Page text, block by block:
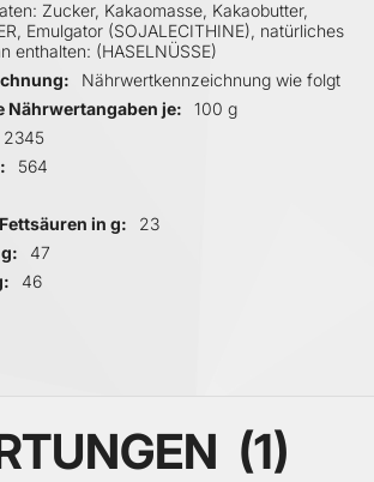
Zucker, Kakaomasse, Kakaobutter,
Emulgator (SOJALECITHINE), natürliches
enthalten: (HASELNÜSSE)
Nährwertkennzeichnung wie folgt
je
100 g
2345
564
in g
23
47
46
1